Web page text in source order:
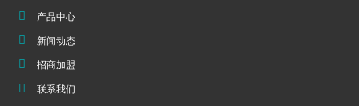
产品中心
新闻动态
招商加盟
联系我们